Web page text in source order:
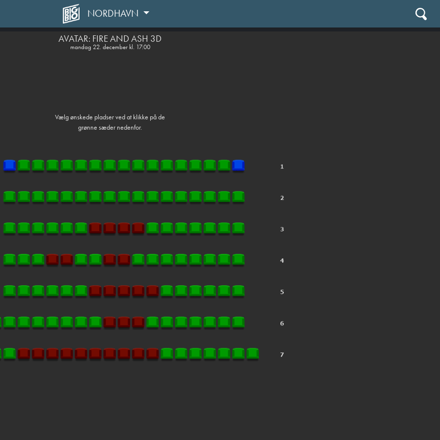
NORDHAVN
AVATAR: FIRE AND ASH 3D
mandag 22. december kl. 17:00
Vælg ønskede pladser ved at klikke på de
grønne sæder nedenfor.
front05-temp 111714